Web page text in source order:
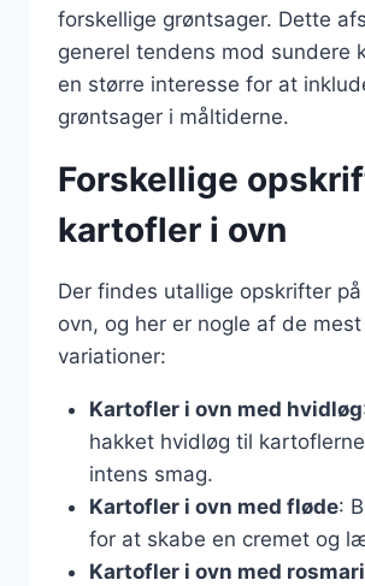
forskellige grøntsager. Dette
generel tendens mod sundere
en større interesse for at
grøntsager i måltiderne.
Forskellige
kartofler i ovn
Der findes utallige opskrifter
ovn, og her er nogle af de
variationer:
Kartofler i ovn med hvidløg
hakket hvidløg til
intens smag.
Kartofler i ovn med fløde:
for at skabe en cremet og
Kartofler i ovn med